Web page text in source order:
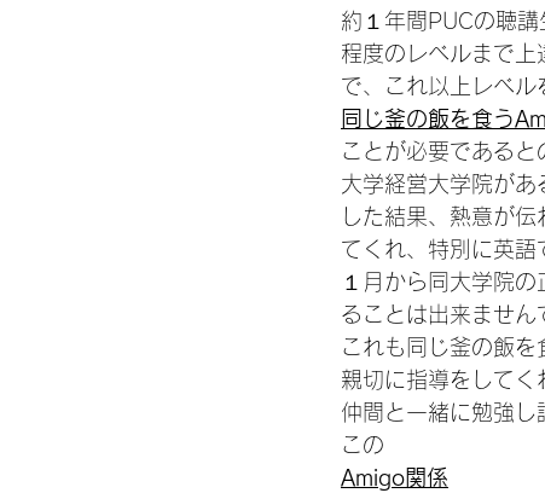
約１年間PUCの聴
程度のレベルまで上
で、これ以上レベル
同じ釜の飯を食う
ことが必要である
大学経営大学院があ
した結果、熱意が
てくれ、特別に英
１月から同大学院
ることは出来ません
これも同じ釜の飯
親切に指導をしてく
仲間と一緒に勉強し
この
Amigo関係